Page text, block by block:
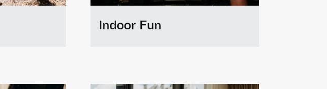
Indoor Fun